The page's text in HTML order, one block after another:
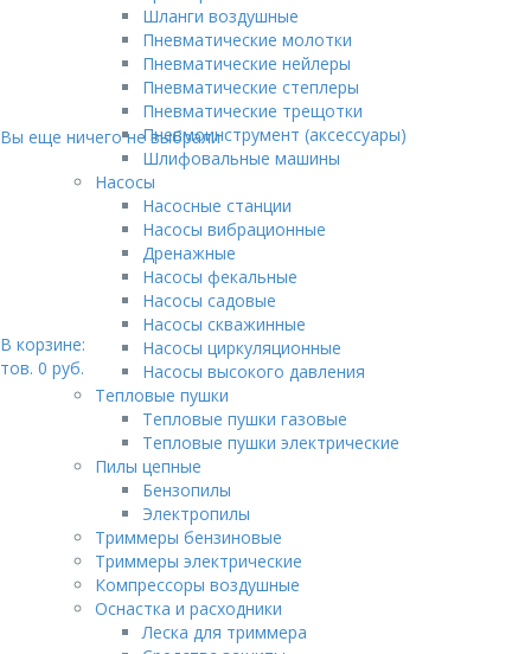
Вы еще ничего не выбрали
В корзине:
тов. 0 руб.
Шланги воздушные
Пневматические молотки
Пневматические нейлеры
Пневматические степлеры
Пневматические трещотки
Пневмоинструмент (аксессуары)
Шлифовальные машины
Насосы
Насосные станции
Насосы вибрационные
Дренажные
Насосы фекальные
Насосы садовые
Насосы скважинные
Насосы циркуляционные
Насосы высокого давления
Тепловые пушки
Тепловые пушки газовые
Тепловые пушки электрические
Пилы цепные
Бензопилы
Электропилы
Триммеры бензиновые
Триммеры электрические
Компрессоры воздушные
Оснастка и расходники
Леска для триммера